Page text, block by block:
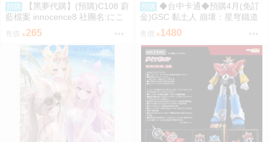
預購
【黑夢代購】(預購)C108 蔚
藍檔案 innocence8 社團名:にこ
にこげんき 繪師:子野日
售價 265
預購
◆台中卡通◆預購4月(免訂
金)GSC 黏土人 崩壞：星穹鐵道
流螢 0906
售價 1480